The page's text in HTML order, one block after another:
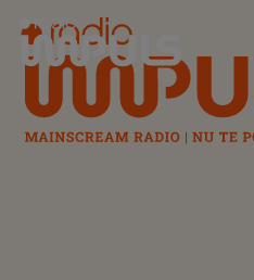
Radio Impuls